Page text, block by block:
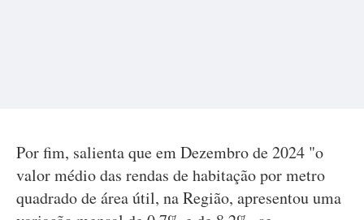
Por fim, salienta que em Dezembro de 2024 "o
valor médio das rendas de habitação por metro
quadrado de área útil, na Região, apresentou uma